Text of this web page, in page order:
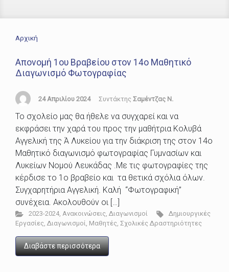
Αρχική
Απονομή 1ου Βραβείου στον 14ο Μαθητικό
Διαγωνισμό Φωτογραφίας
24 Απριλίου 2024 Συντάκτης Σαμέντζας Ν.
Το σχολείο μας θα ήθελε να συγχαρεί και να
εκφράσει την χαρά του προς την μαθήτρια Κολυβά
Αγγελική της Ά Λυκείου για την διάκριση της στον 14ο
Μαθητικό διαγωνισμό φωτογραφίας Γυμνασίων και
Λυκείων Νομού Λευκάδας .Με τις φωτογραφίες της
κέρδισε το 1ο βραβείο και τα θετικά σχόλια όλων.
Συγχαρητήρια Αγγελική. Καλή “Φωτογραφική”
συνέχεια. Ακολουθούν οι […]
2023-2024, Ανακοινώσεις, Διαγωνισμοί
Δημιουργικές
Εργασίες, Διαγωνισμοί, Μαθητές, Σχολικές Δραστηριότητες
Διαβάστε περισσότερα